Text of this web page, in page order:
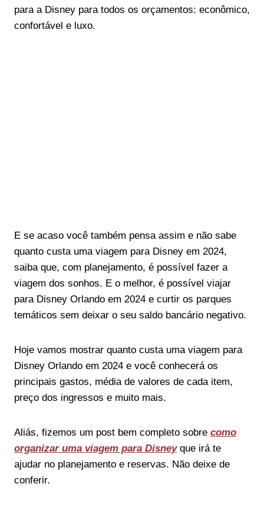
para a Disney para todos os orçamentos: econômico,
confortável e luxo.
E se acaso você também pensa assim e não sabe
quanto custa uma viagem para Disney em 2024,
saiba que, com planejamento, é possível fazer a
viagem dos sonhos. E o melhor, é possível viajar
para Disney Orlando em 2024 e curtir os parques
temáticos sem deixar o seu saldo bancário negativo.
Hoje vamos mostrar quanto custa uma viagem para
Disney Orlando em 2024 e você conhecerá os
principais gastos, média de valores de cada item,
preço dos ingressos e muito mais.
Aliás, fizemos um post bem completo sobre como
organizar uma viagem para Disneyque irá te
ajudar no planejamento e reservas. Não deixe de
conferir.